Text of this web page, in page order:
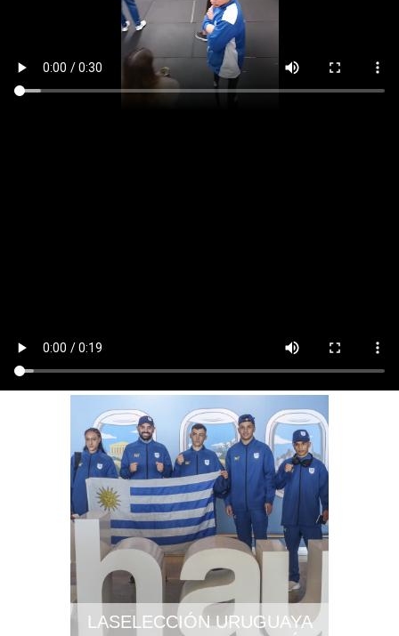
LASELECCIÓN URUGUAYA